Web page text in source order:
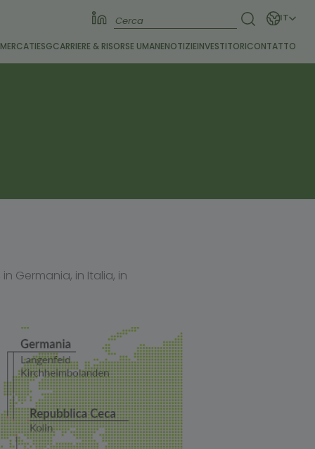
IT
MERCATIESGCARRIERE & RISORSE UMANENOTIZIEINVESTITORICONTATTO
Germania, in Italia, in